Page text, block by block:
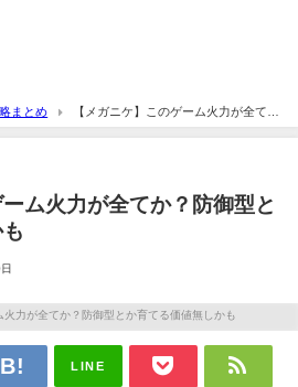
まとめ
【メガニケ】このゲーム火力が全て
ーム火力が全てか？防御型と
LINE